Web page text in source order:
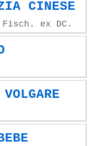
CINESE
ex DC.